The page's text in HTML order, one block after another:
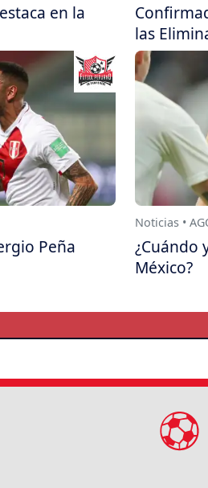
en la
las
Peña
Noticias •
¿Cuándo
México?